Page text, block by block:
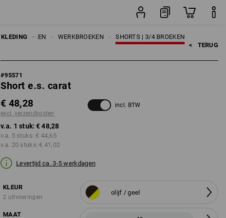
KLEDING SHORTS | 3/4 BROEKEN
WERKBROEKEN
HEREN
< TERUG
#95571
Short e.s. carat
€ 48,28
excl. verzendkosten
incl. BTW
v.a. 1 stuk: € 48,28
v.a. 5 stuks: € 44,65
v.a. 20 stuks: € 41,02
Levertijd ca. 3-5 werkdagen
KLEUR
2 uitvoeringen
olijf / geel
MAAT